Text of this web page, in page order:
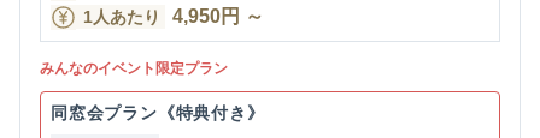
1人あたり 4,950円 ～
みんなのイベント限定プラン
同窓会プラン《特典付き》